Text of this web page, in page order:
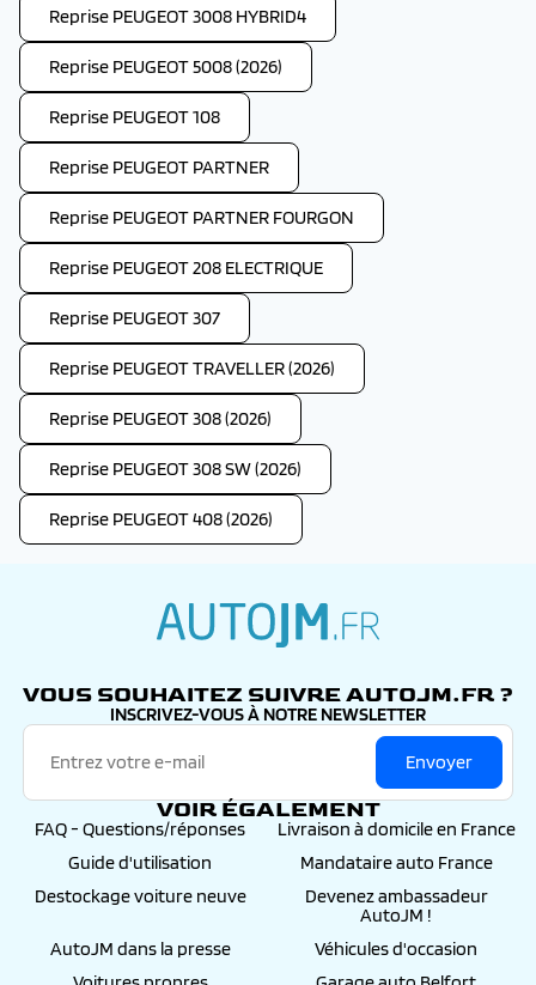
Reprise PEUGEOT 3008 HYBRID4
Reprise PEUGEOT 5008 (2026)
Reprise PEUGEOT 108
Reprise PEUGEOT PARTNER
Reprise PEUGEOT PARTNER FOURGON
Reprise PEUGEOT 208 ELECTRIQUE
Reprise PEUGEOT 307
Reprise PEUGEOT TRAVELLER (2026)
Reprise PEUGEOT 308 (2026)
Reprise PEUGEOT 308 SW (2026)
Reprise PEUGEOT 408 (2026)
VOUS SOUHAITEZ SUIVRE AUTOJM.FR ?
INSCRIVEZ-VOUS À NOTRE NEWSLETTER
Envoyer
VOIR ÉGALEMENT
FAQ - Questions/réponses
Livraison à domicile en France
Guide d'utilisation
Mandataire auto France
Destockage voiture neuve
Devenez ambassadeur
AutoJM !
AutoJM dans la presse
Véhicules d'occasion